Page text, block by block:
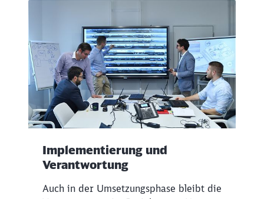
Implementierung und
Verantwortung
Auch in der Umsetzungsphase bleibt die